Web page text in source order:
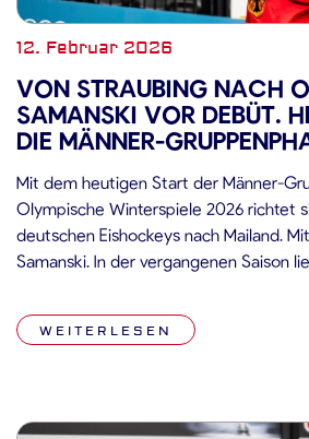
12. Februar 2026
VON STRAUBING NACH
SAMANSKI VOR DEBÜT.
DIE MÄNNER-
Mit dem heutigen Start der Männer-
Olympische Winterspiele 2026 richtet
deutschen Eishockeys nach Mailand.
Samanski. In der vergangenen Saison
Aufgebot der deutschen
seinem NHL-Debüt für die […]
WEITERLESEN